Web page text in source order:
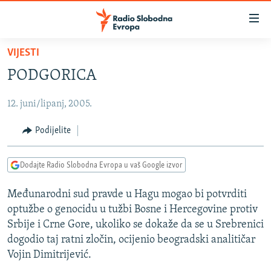
Pređite
glavni
Pređite
Pređite
pretragu
SRBIJA
KOSOVO
VIZUELNO
VIDEO
FOTOGALERIJE
INFOGRAFIKE
PODCASTI
RAT U UKRAJINI
KINA NA BALKANU
RSE PRIČE IZ SVIJETA
VIJESTI
PODGORICA
12. juni/lipanj, 2005.
Podijelite
Dodajte Radio Slobodna Evropa u vaš Google izvor
Međunarodni sud pravde u Hagu mogao bi potvrditi
optužbe o genocidu u tužbi Bosne i Hercegovine protiv
Srbije i Crne Gore, ukoliko se dokaže da se u Srebrenici
dogodio taj ratni zločin, ocijenio beogradski analitičar
Vojin Dimitrijević.